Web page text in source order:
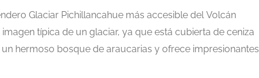
Glaciar Pichillancahue más accesible del Volcán
típica de un glaciar, ya que está cubierta de ceniza
hermoso bosque de araucarias y ofrece impresionantes